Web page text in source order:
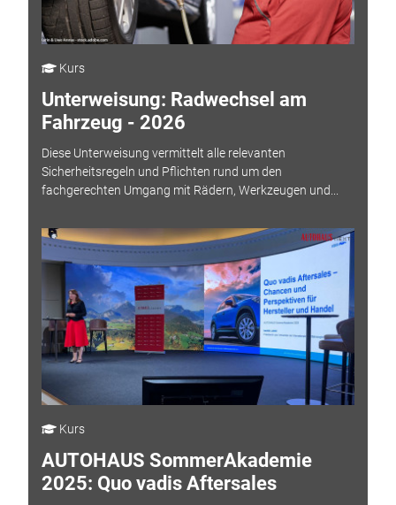
Kurs
Unterweisung: Radwechsel am
Fahrzeug - 2026
Diese Unterweisung vermittelt alle relevanten
Sicherheitsregeln und Pflichten rund um den
fachgerechten Umgang mit Rädern, Werkzeugen und...
Kurs
AUTOHAUS SommerAkademie
2025: Quo vadis Aftersales